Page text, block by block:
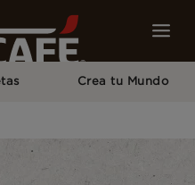
Crea tu Mundo